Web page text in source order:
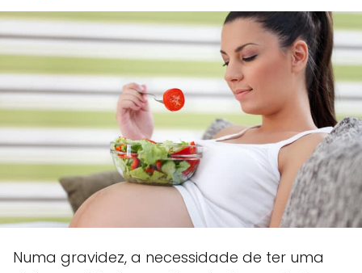
Numa gravidez, a necessidade de ter uma